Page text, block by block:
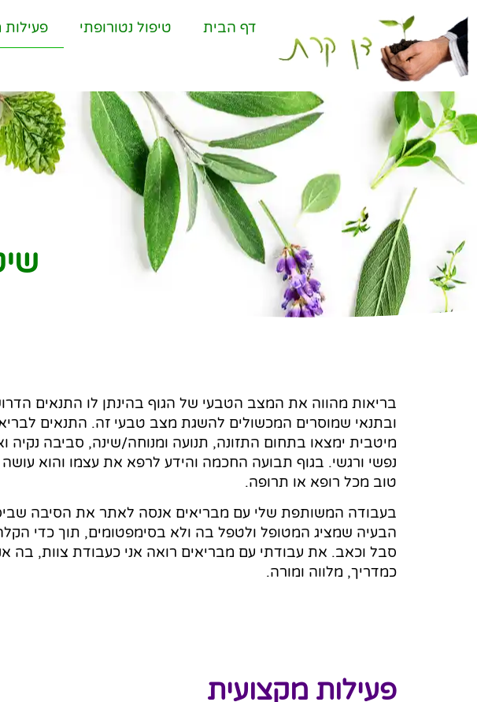
דף הבית טיפול נטורופתי פעילות
בריאות מהווה את המצב הטבעי של הגוף בהינתן לו התנאים
ובתנאי שמוסרים המכשולים להשגת מצב טבעי זה. התנאים
מיטבית ימצאו בתחום התזונה, תנועה ומנוחה/שינה, סביבה נקיה
נפשי ורגשי. בגוף תבועה החכמה והידע לרפא את עצמו והוא
טוב מכל רופא או תרופה.
בעבודה המשותפת שלי עם מבריאים אנסה לאתר את הסיבה
הבעיה שמציג המטופל ולטפל בה ולא בסימפטומים, תוך כדי
סבל וכאב. את עבודתי עם מבריאים רואה אני כעבודת צוות, בה
כמדריך, מלווה ומורה.
פעילות מקצועית